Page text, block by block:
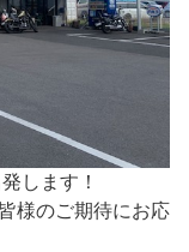
します！
様のご期待にお応